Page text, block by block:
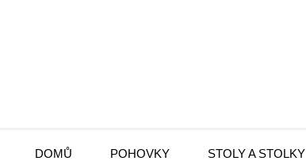
DOMŮ POHOVKY STOLY A STOLKY